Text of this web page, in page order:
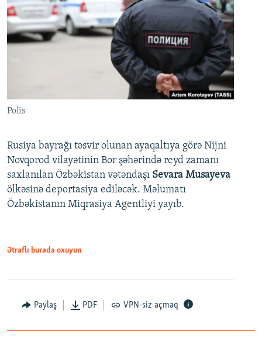
Polis
Rusiya bayrağı təsvir olunan ayaqaltıya görə Nijni
Novqorod vilayətinin Bor şəhərində reyd zamanı
saxlanılan Özbəkistan vətəndaşı Sevara Musayeva
ölkəsinə deportasiya ediləcək. Məlumatı
Özbəkistanın Miqrasiya Agentliyi yayıb.
Ətraflı burada oxuyun
Paylaş PDF VPN-siz açmaq